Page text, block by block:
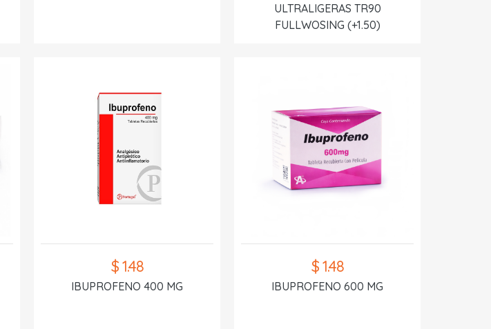
ULTRALIGERAS TR90
FULLWOSING (+1.50)
$ 1.48
IBUPROFENO 400 MG
$ 1.48
IBUPROFENO 600 MG